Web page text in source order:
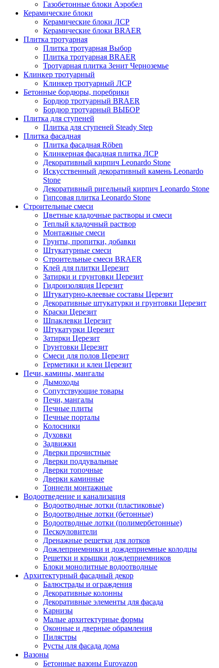
Газобетонные блоки Аэробел
Керамические блоки
Керамические блоки ЛСР
Керамические блоки BRAER
Плитка тротуарная
Плитка тротуарная Выбор
Плитка тротуарная BRAER
Тротуарная плитка Зенит Черноземье
Клинкер тротуарный
Клинкер тротуарный ЛСР
Бетонные бордюры, поребрики
Бордюр тротуарный BRAER
Бордюр тротуарный ВЫБОР
Плитка для ступеней
Плитка для ступеней Steady Step
Плитка фасадная
Плитка фасадная Röben
Клинкерная фасадная плитка ЛСР
Декоративный кирпич Leonardo Stone
Искусственный декоративный камень Leonardo
Stone
Декоративный ригельный кирпич Leonardo Stone
Гипсовая плитка Leonardo Stone
Строительные смеси
Цветные кладочные растворы и смеси
Теплый кладочный раствор
Монтажные смеси
Грунты, пропитки, добавки
Штукатурные смеси
Строительные смеси BRAER
Клей для плитки Церезит
Затирки и грунтовки Церезит
Гидроизоляция Церезит
Штукатурно-клеевые составы Церезит
Декоративные штукатурки и грунтовки Церезит
Краски Церезит
Шпаклевки Церезит
Штукатурки Церезит
Затирки Церезит
Грунтовки Церезит
Смеси для полов Церезит
Герметики и клеи Церезит
Печи, камины, мангалы
Дымоходы
Сопутствующие товары
Печи, мангалы
Печные плиты
Печные порталы
Колосники
Духовки
Задвижки
Дверки прочистные
Дверки поддувальные
Дверки топочные
Дверки каминные
Тоннели монтажные
Водоотведение и канализация
Водоотводные лотки (пластиковые)
Водоотводные лотки (бетонные)
Водоотводные лотки (полимербетонные)
Пескоуловители
Дренажные решетки для лотков
Дожлеприемники и дождеприемные колодцы
Решетки и крышки дождеприемников
Блоки монолитные водоотводные
Архитектурный фасадный декор
Балюстрады и ограждения
Декоративные колонны
Декоративные элементы для фасада
Карнизы
Малые архитектурные формы
Оконные и дверные обрамления
Пилястры
Русты для фасада дома
Вазоны
Бетонные вазоны Eurovazon